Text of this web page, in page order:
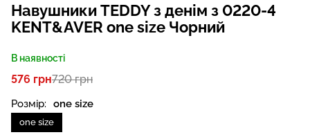
Навушники TEDDY з денім з 0220-4
KENT&AVER one size Чорний
В наявності
576 грн720 грн
Розмір: one size
one size